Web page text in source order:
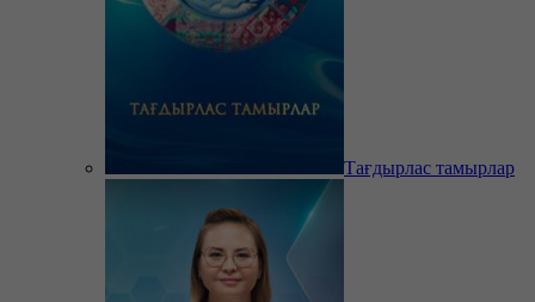
Тағдырлас тамырлар